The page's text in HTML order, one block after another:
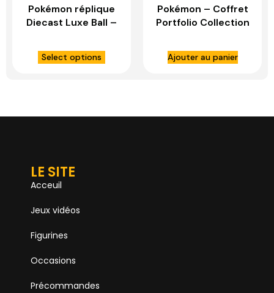
Pokémon réplique
Diecast Luxe Ball –
Select options
Pokémon – Coffret
Portfolio Collection
Écarlate et Violet
151 EV3.5- FR
Ajouter au panier
LE SITE
Acceuil
Jeux vidéos
Figurines
Occasions
Précommandes